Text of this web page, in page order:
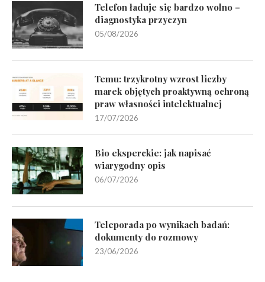
Telefon ładuje się bardzo wolno –
diagnostyka przyczyn
05/08/2026
Temu: trzykrotny wzrost liczby
marek objętych proaktywną ochroną
praw własności intelektualnej
17/07/2026
Bio eksperckie: jak napisać
wiarygodny opis
06/07/2026
Teleporada po wynikach badań:
dokumenty do rozmowy
23/06/2026